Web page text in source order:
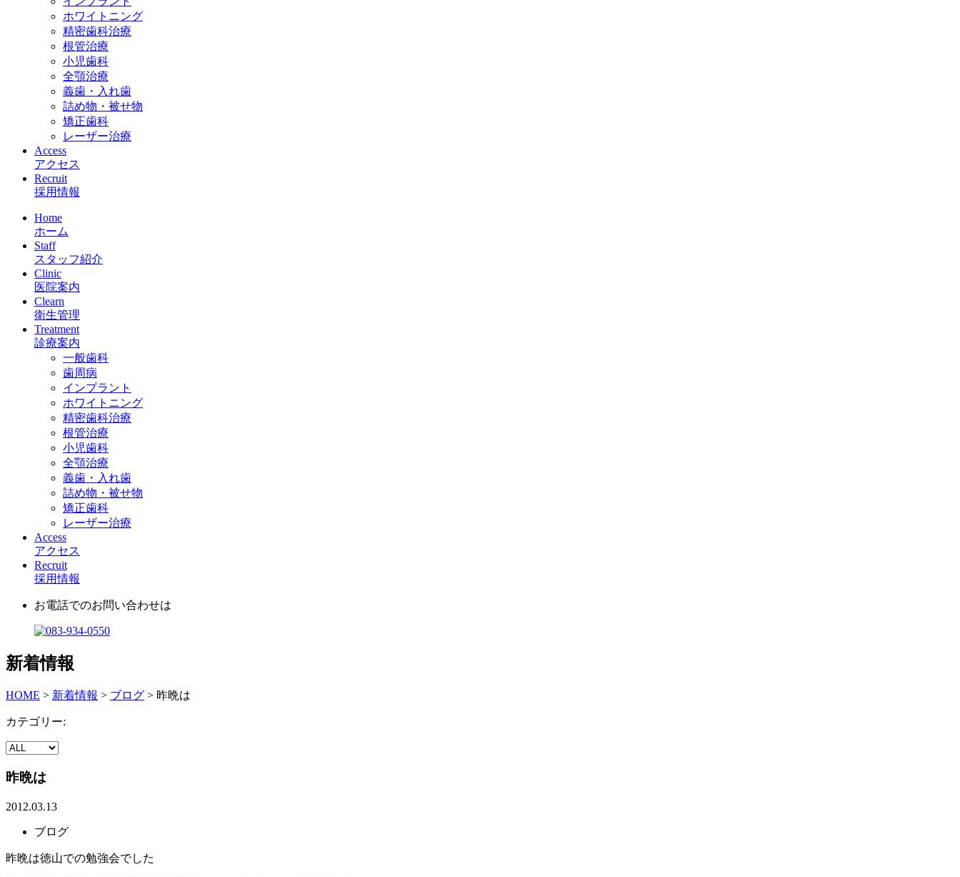
ホワイトニング
精密歯科治療
根管治療
小児歯科
全顎治療
義歯・入れ歯
詰め物・被せ物
矯正歯科
レーザー治療
Access
アクセス
Recruit
採用情報
Home
ホーム
Staff
スタッフ紹介
Clinic
医院案内
Clearn
衛生管理
Treatment
診療案内
一般歯科
歯周病
インプラント
ホワイトニング
精密歯科治療
根管治療
小児歯科
全顎治療
義歯・入れ歯
詰め物・被せ物
矯正歯科
レーザー治療
Access
アクセス
Recruit
採用情報
お電話でのお問い合わせは
新着情報
HOME > 新着情報 > ブログ > 昨晩は
カテゴリー:
昨晩は
2012.03.13
ブログ
昨晩は徳山での勉強会でした